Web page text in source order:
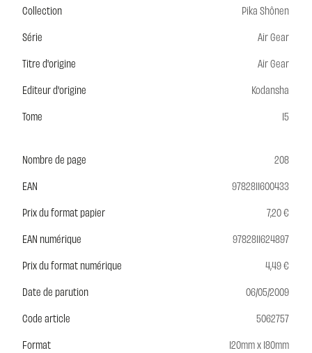
Collection
Pika Shônen
Série
Air Gear
Titre d'origine
Air Gear
Editeur d'origine
Kodansha
Tome
15
Nombre de page
208
EAN
9782811600433
Prix du format papier
7,20 €
EAN numérique
9782811624897
Prix du format numérique
4,49 €
Date de parution
06/05/2009
Code article
5062757
Format
120mm x 180mm